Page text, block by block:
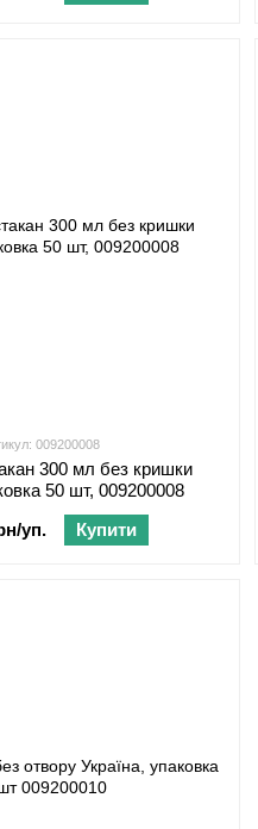
009200008
300 мл без кришки
50 шт, 009200008
уп.
Купити